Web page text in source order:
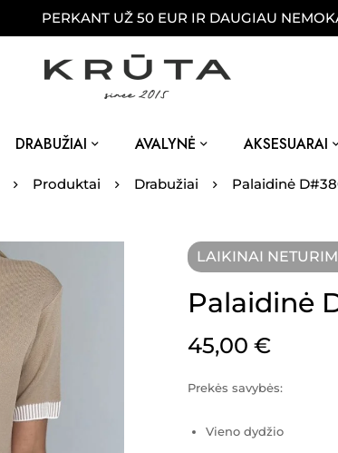
PERKANT UŽ 50 EUR IR DAUGIAU NEMOKAMAI
DRABUŽIAI AVALYNĖ AKSESUARAI
Produktai Drabužiai Palaidinė
LAIKINAI
Palaidinė
45,00 €
Prekės savybės:
Vieno dydžio